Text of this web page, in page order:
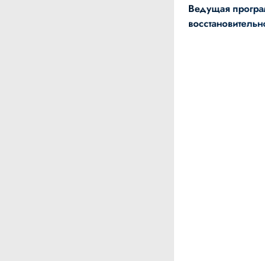
Ведущая